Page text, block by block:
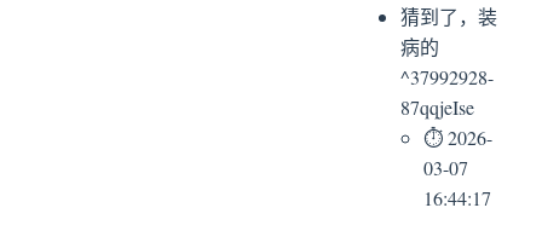
猜到了，装
病的
^37992928-
87qqjeIse
⏱ 2026-
03-07
16:44:17